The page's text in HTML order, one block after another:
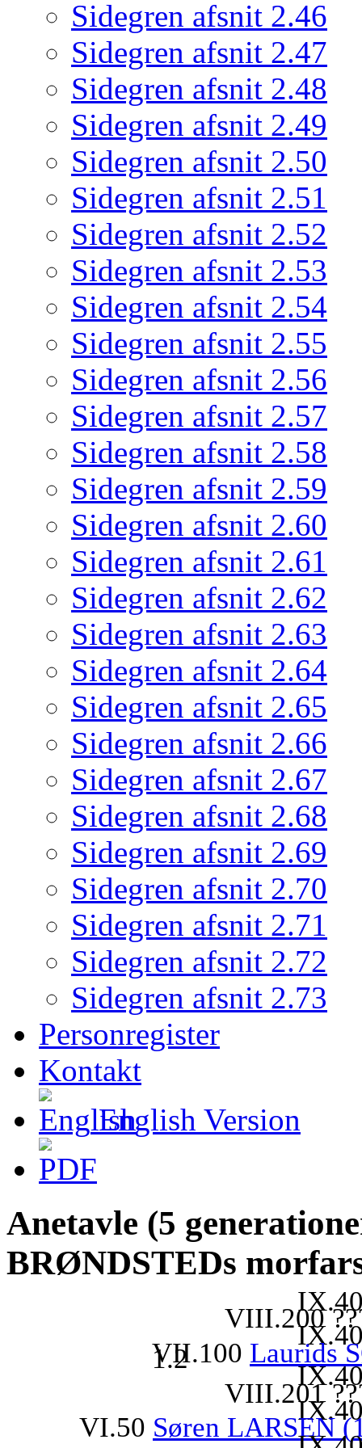
Sidegren afsnit 2.46
Sidegren afsnit 2.47
Sidegren afsnit 2.48
Sidegren afsnit 2.49
Sidegren afsnit 2.50
Sidegren afsnit 2.51
Sidegren afsnit 2.52
Sidegren afsnit 2.53
Sidegren afsnit 2.54
Sidegren afsnit 2.55
Sidegren afsnit 2.56
Sidegren afsnit 2.57
Sidegren afsnit 2.58
Sidegren afsnit 2.59
Sidegren afsnit 2.60
Sidegren afsnit 2.61
Sidegren afsnit 2.62
Sidegren afsnit 2.63
Sidegren afsnit 2.64
Sidegren afsnit 2.65
Sidegren afsnit 2.66
Sidegren afsnit 2.67
Sidegren afsnit 2.68
Sidegren afsnit 2.69
Sidegren afsnit 2.70
Sidegren afsnit 2.71
Sidegren afsnit 2.72
Sidegren afsnit 2.73
Personregister
Kontakt
English Version
Anetavle (5
BRØNDSTEDs
VIII.200
VII.100 Laurids
1.2
VIII.201
VI.50 Søren LARSEN